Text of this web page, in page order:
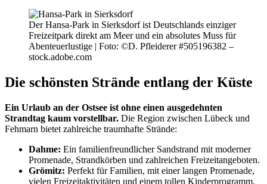
Der Hansa-Park in Sierksdorf ist Deutschlands einziger
Freizeitpark direkt am Meer und ein absolutes Muss für
Abenteuerlustige | Foto: ©D. Pfleiderer #505196382 –
stock.adobe.com
Die schönsten Strände entlang der Küste
Ein Urlaub an der Ostsee ist ohne einen ausgedehnten
Strandtag kaum vorstellbar. Die Region zwischen Lübeck und
Fehmarn bietet zahlreiche traumhafte Strände:
Dahme: Ein familienfreundlicher Sandstrand mit moderner
Promenade, Strandkörben und zahlreichen Freizeitangeboten.
Grömitz: Perfekt für Familien, mit einer langen Promenade,
vielen Freizeitaktivitäten und einem tollen Kinderprogramm.